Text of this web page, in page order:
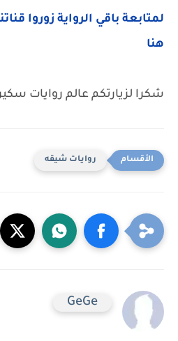
لمتابعة باقي الرواية زوروا
هنا
شكرا لزيارتكم عالم روايات
روايات شيقه
GeGe